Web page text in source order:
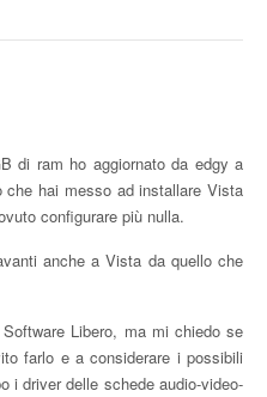
di ram ho aggiornato da edgy a
hai messo ad installare Vista
configurare più nulla.
anche a Vista da quello che
Libero, ma mi chiedo se
farlo e a considerare i possibili
i driver delle schede audio-video-